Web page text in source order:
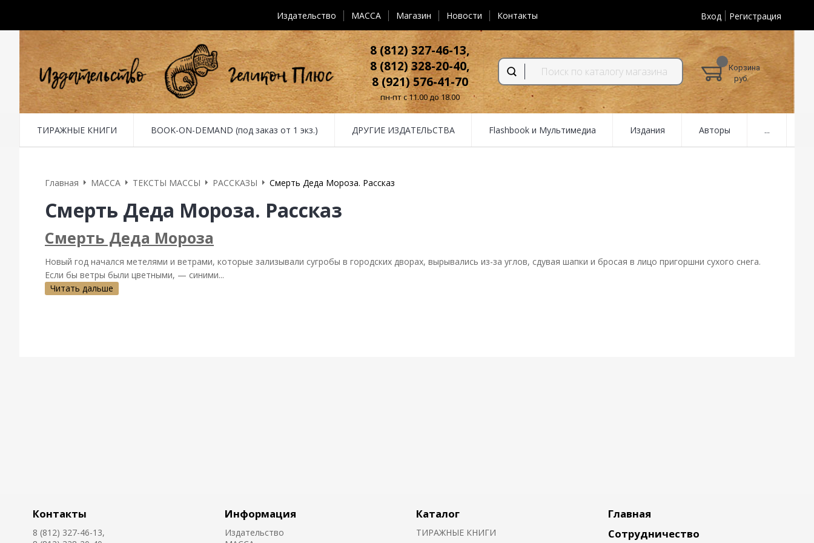
Издательство MACCA Магазин Новости Контакты Вход Регистрация
8 (812) 327-46-13,
8 (812) 328-20-40,
8 (921) 576-41-70
пн-пт с 11.00 до 18.00
Корзина
руб.
ТИРАЖНЫЕ КНИГИ BOOK-ON-DEMAND (под заказ от 1 экз.) ДРУГИЕ ИЗДАТЕЛЬСТВА Flashbook и Мультимедиа Издания Авторы ...
Главная MACCA ТЕКСТЫ МАССЫ РАССКАЗЫ Смерть Деда Мороза. Рассказ
Смерть Деда Мороза. Рассказ
Смерть Деда Мороза
Новый год начался метелями и ветрами, которые зализывали сугробы в городских дворах, вырывались из-за углов, сдувая шапки и бросая в лицо пригоршни сухого снега.
Если бы ветры были цветными, — синими...
Читать дальше
Контакты
8 (812) 327-46-13,
Информация
Издательство
Каталог
ТИРАЖНЫЕ КНИГИ
Главная
Сотрудничество